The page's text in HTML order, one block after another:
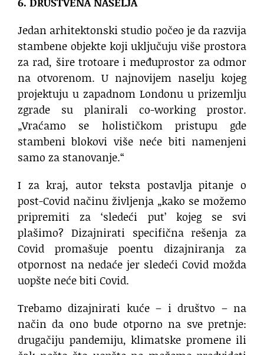
Jedan arhitektonski studio počeo je da razvija
stambene objekte koji uključuju više prostora
za rad, šire trotoare i međuprostor za odmor
na otvorenom. U najnovijem naselju kojeg
projektuju u zapadnom Londonu u prizemlju
zgrade su planirali co-working prostor.
„Vraćamo se holističkom pristupu gde
stambeni blokovi više neće biti namenjeni
samo za stanovanje.“
I za kraj, autor teksta postavlja pitanje o
post-Covid načinu življenja „kako se možemo
pripremiti za ‘sledeći put’ kojeg se svi
plašimo? Dizajnirati specifična rešenja za
Covid promašuje poentu dizajniranja za
otpornost na nedaće jer sledeći Covid možda
uopšte neće biti Covid.
Trebamo dizajnirati kuće – i društvo – na
način da ono bude otporno na sve pretnje:
drugačiju pandemiju, klimatske promene ili